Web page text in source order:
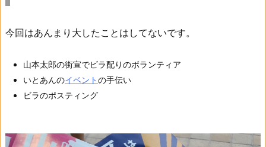
今回はあんまり大したことはしてないです。
山本太郎の街宣でビラ配りのボランティア
いとあんのイベントの手伝い
ビラのポスティング